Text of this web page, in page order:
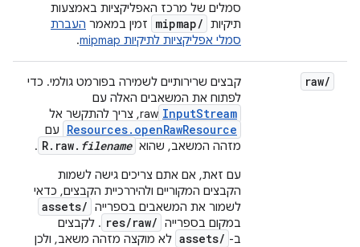
סמלים של מרכז האפליקציות באמצעות
תיקיות
mipmap/ זמין במאמר העברת
סמלי אפליקציות לתיקיות mipmap
.
raw/
קבצים שרירותיים לשמירה בפורמט גולמי. כדי
לפתוח את המשאבים האלה עם
InputStream raw, צריך להתקשר אל
Resources.openRawResource
עם
מזהה המשאב, שהוא
R.raw. filename
.
עם זאת, אם אתם צריכים גישה לשמות
הקבצים המקוריים ולהיררכיית הקבצים, כדאי
לשמור את המשאבים בספרייה assets/
במקום בספרייה res/raw/ . לקבצים
ב- assets/ לא מוקצה מזהה משאב, ולכן